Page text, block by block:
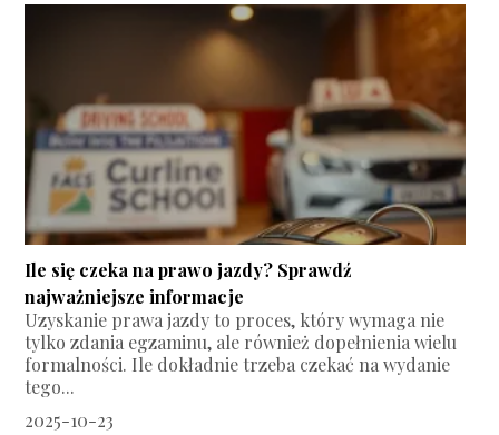
Ile się czeka na prawo jazdy? Sprawdź
najważniejsze informacje
Uzyskanie prawa jazdy to proces, który wymaga nie
tylko zdania egzaminu, ale również dopełnienia wielu
formalności. Ile dokładnie trzeba czekać na wydanie
tego...
2025-10-23